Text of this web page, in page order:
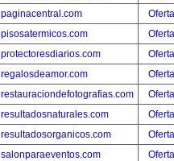
paginacentral.com
pisosatermicos.com
protectoresdiarios.com
regalosdeamor.com
restauraciondefotografias.com
resultadosnaturales.com
resultadosorganicos.com
salonparaeventos.com